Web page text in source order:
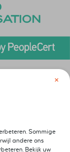
×
Sommige
andere ons
Bekijk uw